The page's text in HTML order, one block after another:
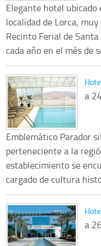
Elegante hotel ubicado
localidad de Lorca,
Recinto Ferial de
cada año en el més de
a
Emblemático Parador
perteneciente a la
establecimiento se
cargado de cultura
a